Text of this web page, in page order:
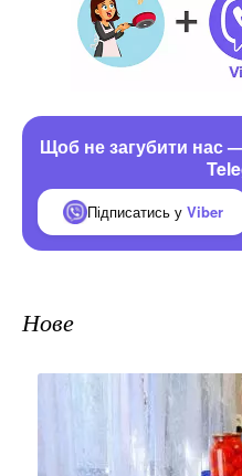
Щоб не загубити нас
Підписатись у Viber
Нове